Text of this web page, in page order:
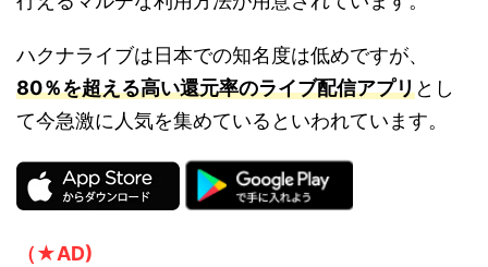
ハクナライブは日本での知名度は低めですが、
80％を超える高い還元率のライブ配信アプリとし
て今急激に人気を集めているといわれています。
（★AD)